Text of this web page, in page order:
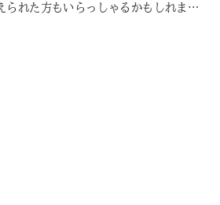
られた方もいらっしゃるかもしれませ
、やっておかなければならないこ
いことがあります。一つの区切りと
まで、順を追って何をどのタイミング